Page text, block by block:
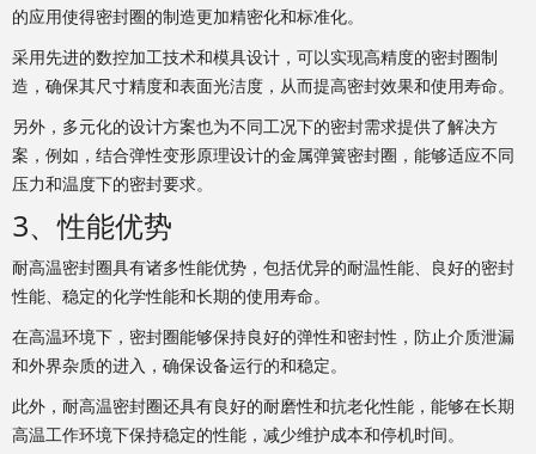
的应用使得密封圈的制造更加精密化和标准化。
采用先进的数控加工技术和模具设计，可以实现高精度的密封圈制
造，确保其尺寸精度和表面光洁度，从而提高密封效果和使用寿命。
另外，多元化的设计方案也为不同工况下的密封需求提供了解决方
案，例如，结合弹性变形原理设计的金属弹簧密封圈，能够适应不同
压力和温度下的密封要求。
3、性能优势
耐高温密封圈具有诸多性能优势，包括优异的耐温性能、良好的密封
性能、稳定的化学性能和长期的使用寿命。
在高温环境下，密封圈能够保持良好的弹性和密封性，防止介质泄漏
和外界杂质的进入，确保设备运行的和稳定。
此外，耐高温密封圈还具有良好的耐磨性和抗老化性能，能够在长期
高温工作环境下保持稳定的性能，减少维护成本和停机时间。